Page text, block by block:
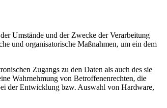
Umstände und der Zwecke der Verarbeitung
und organisatorische Maßnahmen, um ein dem
Zugangs zu den Daten als auch des sie
Wahrnehmung von Betroffenenrechten, die
der Entwicklung bzw. Auswahl von Hardware,